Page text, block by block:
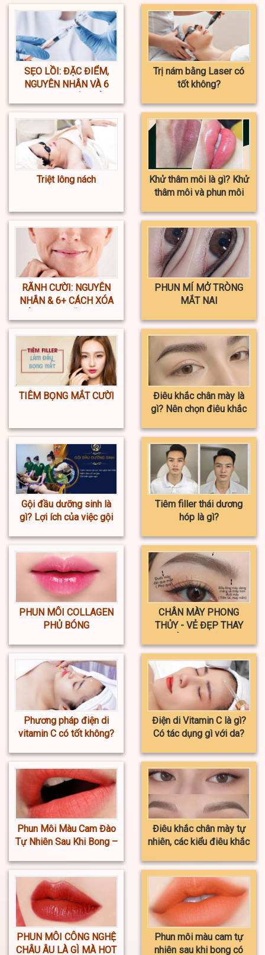
SẸO LỒI: ĐẶC ĐIỂM,
NGUYÊN NHÂN VÀ 6
TRỊ
Trị nám bằng Laser có
tốt không?
Triệt lông nách
Khử thâm môi là gì? Khử
thâm môi và phun môi
RÃNH CƯỜI: NGUYÊN
NHÂN & 6+ CÁCH XÓA
PHUN MÍ MỞ TRÒNG
MẮT NAI
TIÊM BỌNG MẮT CƯỜI
Điêu khắc chân mày là
gì? Nên chọn điêu khắc
Gội đầu dưỡng sinh là
gì? Lợi ích của việc gội
Tiêm filler thái dương
hóp là gì?
PHUN MÔI COLLAGEN
PHỦ BÓNG
CHÂN MÀY PHONG
THỦY - VẺ ĐẸP THAY
Phương pháp điện di
vitamin C có tốt không?
Điện di Vitamin C là gì?
Có tác dụng gì với da?
Phun Môi Màu Cam Đào
Tự Nhiên Sau Khi Bong –
Điêu khắc chân mày tự
nhiên, các kiểu điêu khắc
PHUN MÔI CÔNG NGHỆ
CHÂU ÂU LÀ GÌ MÀ HOT
Phun môi màu cam tự
nhiên sau khi bong có